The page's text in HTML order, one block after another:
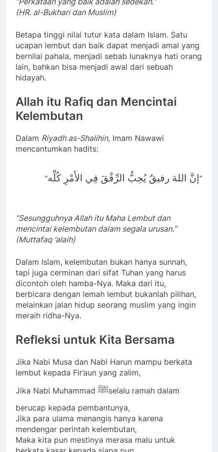
(HR. al-Bukhari dan Muslim)
Betapa tinggi nilai tutur kata dalam Islam. Satu
ucapan lembut dan baik dapat menjadi amal yang
bernilai pahala, menjadi sebab lunaknya hati orang
lain, bahkan bisa menjadi awal dari sebuah
hidayah.
Allah itu Rafiq dan Mencintai
Kelembutan
Dalam Riyadh as-Shalihin, Imam Nawawi
mencantumkan hadits:
“إنَّ اللهَ رفيقٌ يُحِبُّ الرِّفْقَ فِي الأَمْرِ كُلِّه ”
“Sesungguhnya Allah itu Maha Lembut dan
mencintai kelembutan dalam segala urusan.”
(Muttafaq ‘alaih)
Dalam Islam, kelembutan bukan hanya sunnah,
tapi juga cerminan dari sifat Tuhan yang harus
dicontoh oleh hamba-Nya. Maka dari itu,
berbicara dengan lemah lembut bukanlah pilihan,
melainkan jalan hidup seorang muslim yang ingin
meraih ridha-Nya.
Refleksi untuk Kita Bersama
Jika Nabi Musa dan Nabi Harun mampu berkata
lembut kepada Fir’aun yang zalim,
Jika Nabi Muhammad ﷺselalu ramah dalam
berucap kepada pembantunya,
Jika para ulama menangis hanya karena
mendengar perintah kelembutan,
Maka kita pun mestinya merasa malu untuk